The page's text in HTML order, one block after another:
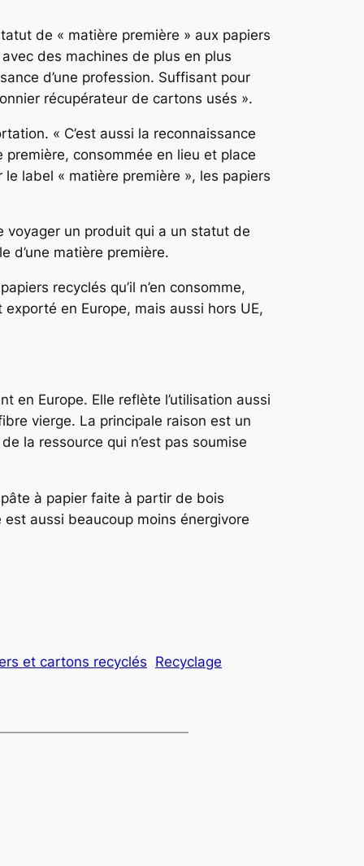
de « matière première » aux papiers
des machines de plus en plus
d’une profession. Suffisant pour
récupérateur de cartons usés ».
« C’est aussi la reconnaissance
consommée en lieu et place
label « matière première », les papiers
voyager un produit qui a un statut de
d’une matière première.
recyclés qu’il n’en consomme,
en Europe, mais aussi hors UE,
en Europe. Elle reflète l’utilisation aussi
vierge. La principale raison est un
la ressource qui n’est pas soumise
à papier faite à partir de bois
aussi beaucoup moins énergivore
et cartons recyclés Recyclage